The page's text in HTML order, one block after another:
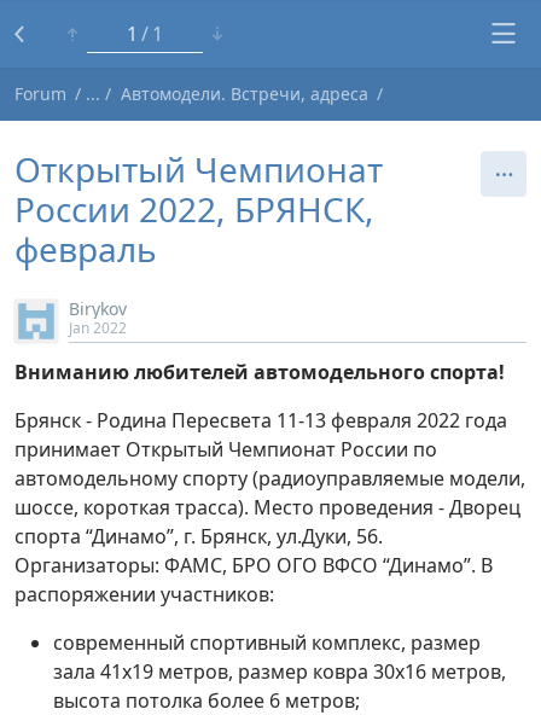
1 1
Forum Автомодели. Встречи, адреса
Открытый Чемпионат
России 2022, БРЯНСК,
февраль
Birykov
Jan 2022
Вниманию любителей автомодельного спорта!
Брянск - Родина Пересвета 11-13 февраля 2022 года
принимает Открытый Чемпионат России по
автомодельному спорту (радиоуправляемые модели,
шоссе, короткая трасса). Место проведения - Дворец
спорта “Динамо”, г. Брянск, ул.Дуки, 56.
Организаторы: ФАМС, БРО ОГО ВФСО “Динамо”. В
распоряжении участников:
современный спортивный комплекс, размер
зала 41х19 метров, размер ковра 30х16 метров,
высота потолка более 6 метров;